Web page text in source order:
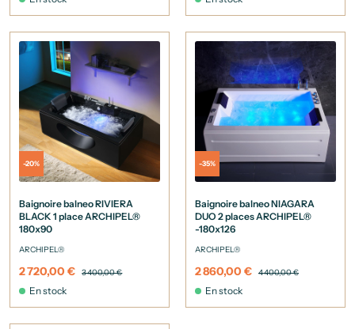
-20%
Baignoire balneo RIVIERA
BLACK 1 place ARCHIPEL®
180x90
ARCHIPEL®
2 720,00 € 3 400,00 €
En stock
-35%
Baignoire balneo NIAGARA
DUO 2 places ARCHIPEL®
-180x126
ARCHIPEL®
2 860,00 € 4 400,00 €
En stock